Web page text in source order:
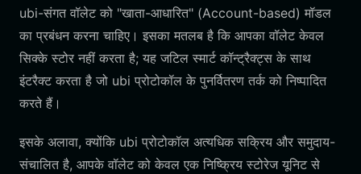
ubi-संगत वॉलेट को "खाता-आधारित" (Account-based) मॉडल
का प्रबंधन करना चाहिए। इसका मतलब है कि आपका वॉलेट केवल
सिक्के स्टोर नहीं करता है; यह जटिल स्मार्ट कॉन्ट्रैक्ट्स के साथ
इंटरैक्ट करता है जो ubi प्रोटोकॉल के पुनर्वितरण तर्क को निष्पादित
करते हैं।
इसके अलावा, क्योंकि ubi प्रोटोकॉल अत्यधिक सक्रिय और समुदाय-
संचालित है, आपके वॉलेट को केवल एक निष्क्रिय स्टोरेज यूनिट से